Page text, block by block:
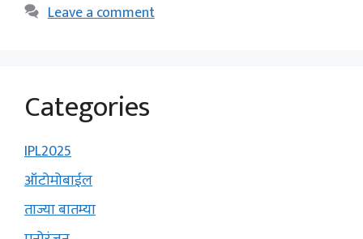
Leave a comment
Categories
IPL2025
ऑटोमोबाईल
ताज्या बातम्या